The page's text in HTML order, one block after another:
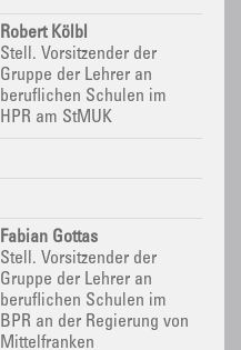
Robert Kölbl
Stell. Vorsitzender der
Gruppe der Lehrer an
beruflichen Schulen im
HPR am StMUK
Fabian Gottas
Stell. Vorsitzender der
Gruppe der Lehrer an
beruflichen Schulen im
BPR an der Regierung von
Mittelfranken